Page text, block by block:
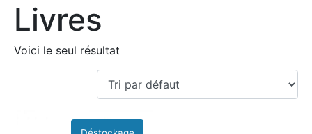
Livres
Voici le seul résultat